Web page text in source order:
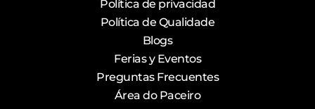
Política de privacidad
Política de Qualidade
Blogs
Ferias y Eventos
Preguntas Frecuentes
Área do Paceiro